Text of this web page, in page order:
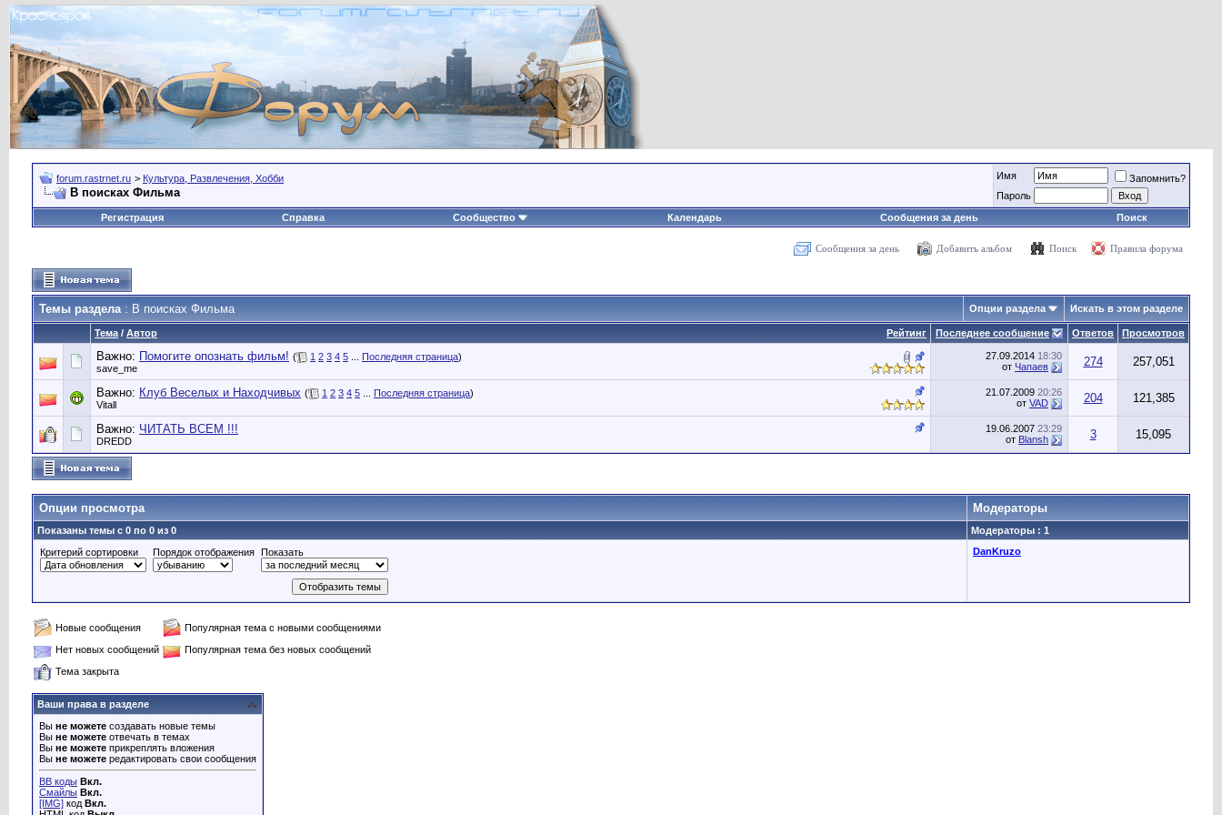
forum.rastrnet.ru > Культура, Развлечения, Хобби
В поисках Фильма
Имя
Запомнить?
Пароль
Регистрация
Справка Сообщество Календарь Сообщения за день Поиск
Сообщения за день Добавить альбом Поиск Правила форума
Темы раздела: В поисках Фильма Опции раздела Искать в этом разделе
Рейтинг
Тема / Автор Последнее сообщение Ответов Просмотров
Важно: Помогите опознать фильм! ( 1 2 3 4 5 Последняя страница)
save_me
27.09.2014 18:30
от Чапаев 274 257,051
Важно: Клуб Веселых и Находчивых ( 1 2 3 4 5 Последняя страница)
Vitall
21.07.2009 20:26
от VAD 204 121,385
Важно: ЧИТАТЬ ВСЕМ !!!
DREDD
19.06.2007 23:29
от Blansh 3 15,095
Опции просмотра Модераторы
Показаны темы с 0 по 0 из 0
Модераторы : 1
Критерий сортировки
Порядок отображения Показать DanKruzo
Новые сообщения
Популярная тема с новыми сообщениями
Нет новых сообщений
Популярная тема без новых сообщений
Тема закрыта
Ваши права в разделе
Вы не можете создавать новые темы
Вы не можете отвечать в темах
Вы не можете прикреплять вложения
Вы не можете редактировать свои сообщения
BB коды Вкл.
Смайлы Вкл.
[IMG] код Вкл.